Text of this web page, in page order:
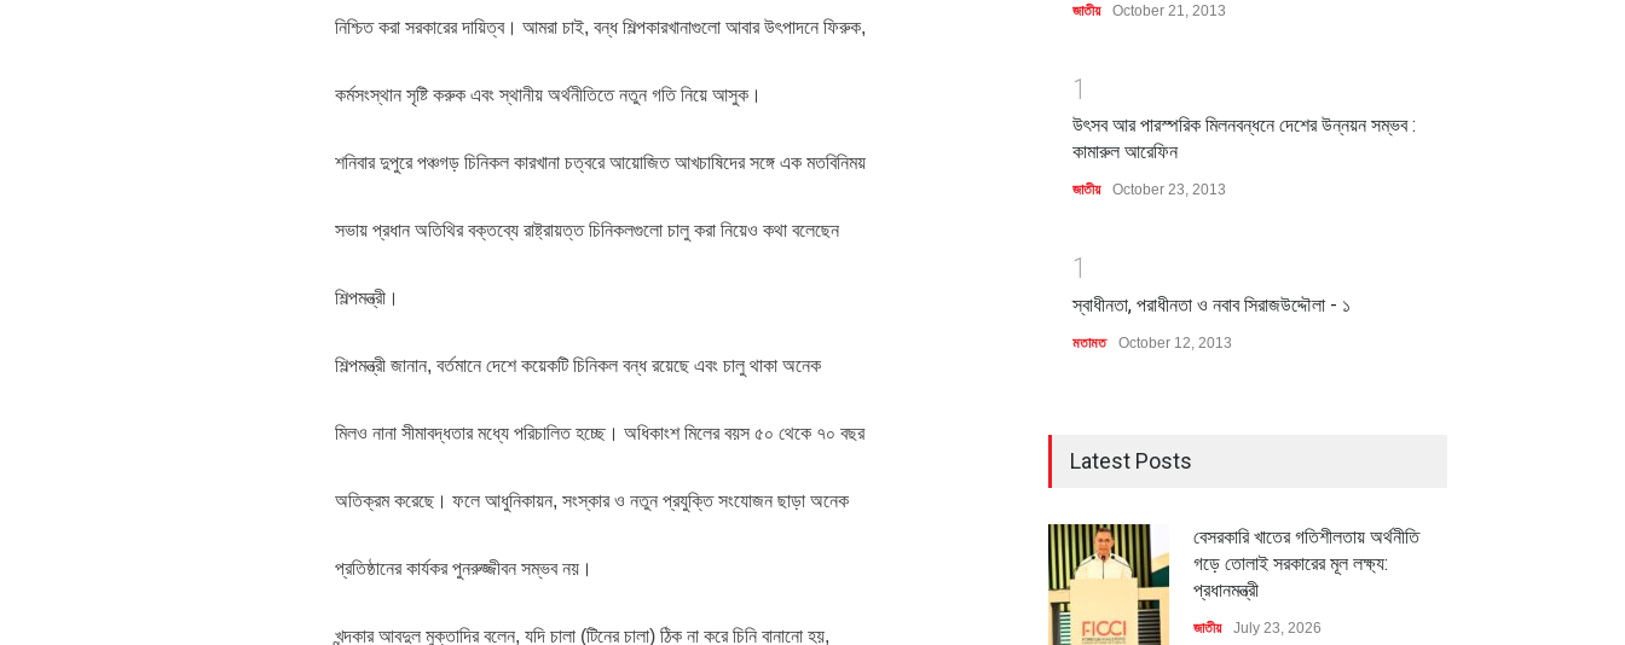
নিশ্চিত করা সরকারের দায়িত্ব। আমরা চাই, বন্ধ শিল্পকারখানাগুলো আবার উৎপাদনে ফিরুক,
কর্মসংস্থান সৃষ্টি করুক এবং স্থানীয় অর্থনীতিতে নতুন গতি নিয়ে আসুক।
শনিবার দুপুরে পঞ্চগড় চিনিকল কারখানা চত্বরে আয়োজিত আখচাষিদের সঙ্গে এক মতবিনিময়
সভায় প্রধান অতিথির বক্তব্যে রাষ্ট্রায়ত্ত চিনিকলগুলো চালু করা নিয়েও কথা বলেছেন
শিল্পমন্ত্রী।
শিল্পমন্ত্রী জানান, বর্তমানে দেশে কয়েকটি চিনিকল বন্ধ রয়েছে এবং চালু থাকা অনেক
মিলও নানা সীমাবদ্ধতার মধ্যে পরিচালিত হচ্ছে। অধিকাংশ মিলের বয়স ৫০ থেকে ৭০ বছর
অতিক্রম করেছে। ফলে আধুনিকায়ন, সংস্কার ও নতুন প্রযুক্তি সংযোজন ছাড়া অনেক
প্রতিষ্ঠানের কার্যকর পুনরুজ্জীবন সম্ভব নয়।
খন্দকার আবদুল মুক্তাদির বলেন, যদি চালা (টিনের চালা) ঠিক না করে চিনি বানানো হয়,
জাতীয় October 21, 2013
1
উৎসব আর পারস্পরিক মিলনবন্ধনে দেশের উন্নয়ন সম্ভব :
কামারুল আরেফিন
জাতীয় October 23, 2013
1
স্বাধীনতা, পরাধীনতা ও নবাব সিরাজউদ্দৌলা - ১
মতামত October 12, 2013
Latest Posts
বেসরকারি খাতের গতিশীলতায় অর্থনীতি
গড়ে তোলাই সরকারের মূল লক্ষ্য:
প্রধানমন্ত্রী
জাতীয় July 23, 2026